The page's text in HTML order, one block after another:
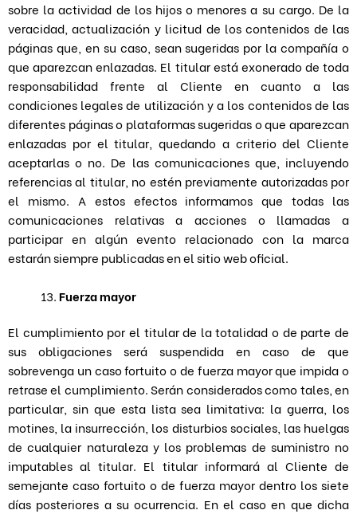
sobre la actividad de los hijos o menores a su cargo. De la
veracidad, actualización y licitud de los contenidos de las
páginas que, en su caso, sean sugeridas por la compañía o
que aparezcan enlazadas. El titular está exonerado de toda
responsabilidad frente al Cliente en cuanto a las
condiciones legales de utilización y a los contenidos de las
diferentes páginas o plataformas sugeridas o que aparezcan
enlazadas por el titular, quedando a criterio del Cliente
aceptarlas o no. De las comunicaciones que, incluyendo
referencias al titular, no estén previamente autorizadas por
el mismo. A estos efectos informamos que todas las
comunicaciones relativas a acciones o llamadas a
participar en algún evento relacionado con la marca
estarán siempre publicadas en el sitio web oficial.
Fuerza mayor
El cumplimiento por el titular de la totalidad o de parte de
sus obligaciones será suspendida en caso de que
sobrevenga un caso fortuito o de fuerza mayor que impida o
retrase el cumplimiento. Serán considerados como tales, en
particular, sin que esta lista sea limitativa: la guerra, los
motines, la insurrección, los disturbios sociales, las huelgas
de cualquier naturaleza y los problemas de suministro no
imputables al titular. El titular informará al Cliente de
semejante caso fortuito o de fuerza mayor dentro los siete
días posteriores a su ocurrencia. En el caso en que dicha